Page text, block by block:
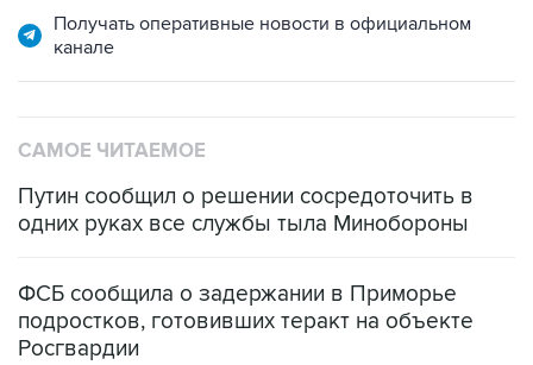
Получать оперативные новости в официальном
канале
САМОЕ ЧИТАЕМОЕ
Путин сообщил о решении сосредоточить в
одних руках все службы тыла Минобороны
ФСБ сообщила о задержании в Приморье
подростков, готовивших теракт на объекте
Росгвардии